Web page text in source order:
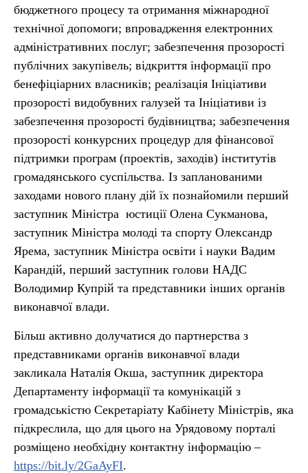
бюджетного процесу та отримання міжнародної
технічної допомоги; впровадження електронних
адміністративних послуг; забезпечення прозорості
публічних закупівель; відкриття інформації про
бенефіціарних власників; реалізація Ініціативи
прозорості видобувних галузей та Ініціативи із
забезпечення прозорості будівництва; забезпечення
прозорості конкурсних процедур для фінансової
підтримки програм (проектів, заходів) інститутів
громадянського суспільства. Із запланованими
заходами нового плану дій їх познайомили перший
заступник Міністра юстиції Олена Сукманова,
заступник Міністра молоді та спорту Олександр
Ярема, заступник Міністра освіти і науки Вадим
Карандій, перший заступник голови НАДС
Володимир Купрій та представники інших органів
виконавчої влади.
Більш активно долучатися до партнерства з
представниками органів виконавчої влади
закликала Наталія Окша, заступник директора
Департаменту інформації та комунікацій з
громадськістю Секретаріату Кабінету Міністрів, яка
підкреслила, що для цього на Урядовому порталі
розміщено необхідну контактну інформацію –
https://bit.ly/2GaAyFI.